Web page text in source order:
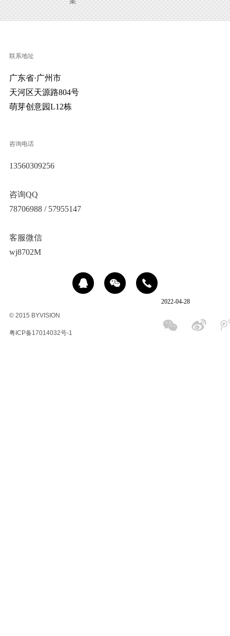
2022-04-28
联系地址
广东省·广州市
天河区天源路804号
萌芽创意园L12栋
咨询电话
13560309256
咨询QQ
78706988 / 57955147
客服微信
wj8702M
© 2015 BYVISION
粤ICP备17014032号-1